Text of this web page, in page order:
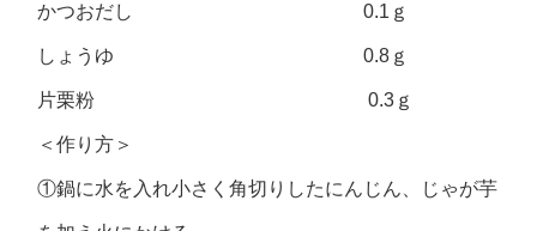
かつおだし 0.1ｇ
しょうゆ 0.8ｇ
片栗粉 0.3ｇ
＜作り方＞
①鍋に水を入れ小さく角切りしたにんじん、じゃが芋